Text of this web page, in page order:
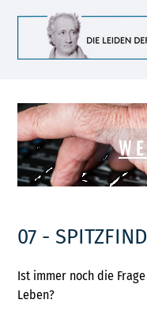
07 -
Ist immer noch die
Leben?